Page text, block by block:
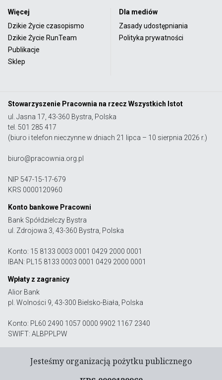
Więcej
Dzikie Życie czasopismo
Dzikie Życie RunTeam
Publikacje
Sklep
Dla mediów
Zasady udostępniania
Polityka prywatności
Stowarzyszenie Pracownia na rzecz Wszystkich Istot
ul. Jasna 17, 43-360 Bystra, Polska
tel. 501 285 417
(biuro i telefon nieczynne w dniach 21 lipca – 10 sierpnia 2026 r.)
biuro@pracownia.org.pl
NIP 547-15-17-679
KRS 0000120960
Konto bankowe Pracowni
Bank Spółdzielczy Bystra
ul. Zdrojowa 3, 43-360 Bystra, Polska
Konto: 15 8133 0003 0001 0429 2000 0001
IBAN: PL15 8133 0003 0001 0429 2000 0001
Wpłaty z zagranicy
Alior Bank
pl. Wolności 9, 43-300 Bielsko-Biała, Polska
Konto: PL60 2490 1057 0000 9902 1167 2340
SWIFT: ALBPPLPW
Jesteśmy organizacją pożytku publicznego